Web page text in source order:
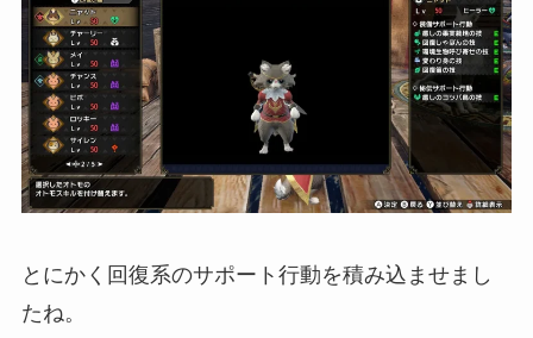
とにかく回復系のサポート行動を積み込ませまし
たね。